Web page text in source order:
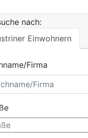
nach:
Einwohnern
Firma